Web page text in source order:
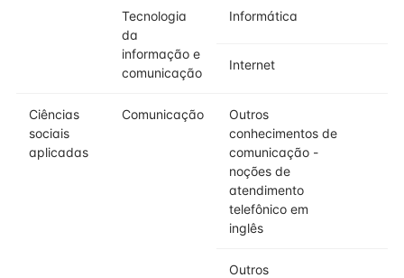
Tecnologia
da
informação e
comunicação
Informática
Internet
Ciências
sociais
aplicadas
Comunicação
Outros
conhecimentos de
comunicação -
noções de
atendimento
telefônico em
inglês
Outros